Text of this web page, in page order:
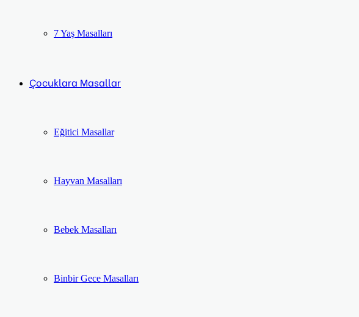
7 Yaş Masalları
Çocuklara Masallar
Eğitici Masallar
Hayvan Masalları
Bebek Masalları
Binbir Gece Masalları